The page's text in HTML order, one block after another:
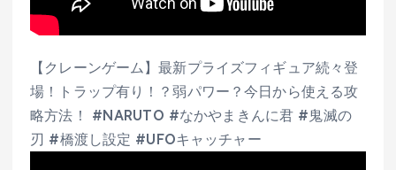
【クレーンゲーム】最新プライズフィギュア続々登
場！トラップ有り！？弱パワー？今日から使える攻
略方法！ #NARUTO #なかやまきんに君 #鬼滅の
刃 #橋渡し設定 #UFOキャッチャー